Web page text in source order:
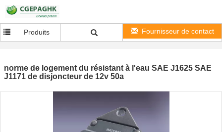
Produits Fournisseur de contact
norme de logement du résistant à l'eau SAE J1625 SAE
J1171 de disjoncteur de 12v 50a